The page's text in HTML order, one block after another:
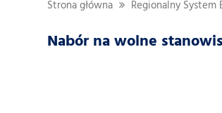
Strona główna Regionalny
Nabór na wolne